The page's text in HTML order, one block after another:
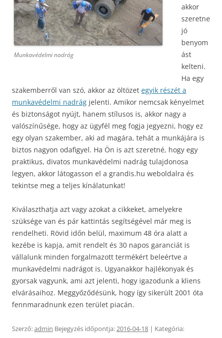
Munkavédelmi nadrág
akkor
szeretne
jó
benyom
ást
kelteni.
Ha egy
szakemberről van szó, akkor az öltözet egyik részét a
munkavédelmi nadrág jelenti. Amikor nemcsak kényelmet
és biztonságot nyújt, hanem stílusos is, akkor nagy a
valószínűsége, hogy az ügyfél meg fogja jegyezni, hogy ez
egy olyan szakember, aki ad magára, tehát a munkájára is
biztos nagyon odafigyel. Ha Ön is azt szeretné, hogy egy
praktikus, divatos munkavédelmi nadrág tulajdonosa
legyen, akkor látogasson el a grandis.hu weboldalra és
tekintse meg a teljes kínálatunkat!
Kiválaszthatja azt vagy azokat a cikkeket, amelyekre
szüksége van és pár kattintás segítségével már meg is
rendelheti. Rövid időn belül, maximum 48 óra alatt a
kezébe is kapja, amit rendelt és 30 napos garanciát is
vállalunk minden forgalmazott termékért beleértve a
munkavédelmi nadrágot is. Ugyanakkor hajlékonyak és
gyorsak vagyunk, ami azt jelenti, hogy igazodunk a kliens
elvárásaihoz. Meggyőződésünk, hogy így sikerült 2001 óta
fennmaradnunk ezen terület piacán.
Szerző:admin Bejegyzés időpontja:2016-04-18 | Kategória: